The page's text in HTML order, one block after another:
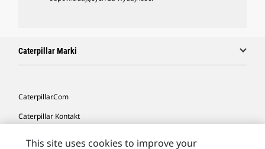
Caterpillar Marki
Caterpillar.com
Caterpillar Kontakt
This site uses cookies to improve your